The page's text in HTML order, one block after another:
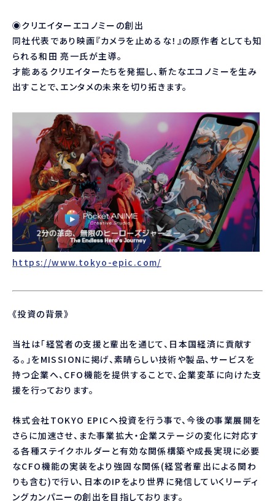
◉クリエイターエコノミーの創出
同社代表であり映画『カメラを止めるな！』の原作者としても知
られる和田 亮一氏が主導。
才能あるクリエイターたちを発掘し、新たなエコノミーを生み
出すことで、エンタメの未来を切り拓きます。
https://www.tokyo-epic.com/
《投資の背景》
当社は「経営者の支援と輩出を通じて、日本国経済に貢献す
る。」をMISSIONに掲げ、素晴らしい技術や製品、サービスを
持つ企業へ、CFO機能を提供することで、企業変革に向けた支
援を行っております。
株式会社TOKYO EPICへ投資を行う事で、今後の事業展開を
さらに加速させ、また事業拡大・企業ステージの変化に対応す
る各種ステイクホルダーと有効な関係構築や成長実現に必要
なCFO機能の実装をより強固な関係(経営者輩出による関わ
りも含む)で行い、日本のIPをより世界に発信していくリーディ
ングカンパニーの創出を目指しております。